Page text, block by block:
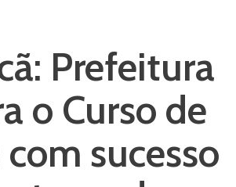
Prefeitura
o Curso de
sucesso